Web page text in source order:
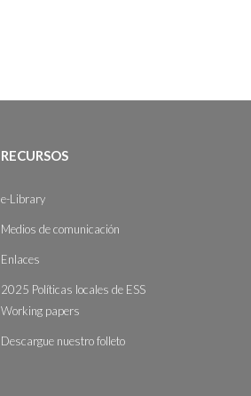
RECURSOS
e-Library
Medios de comunicación
Enlaces
2025 Políticas locales de ESS
Working papers
Descargue nuestro folleto